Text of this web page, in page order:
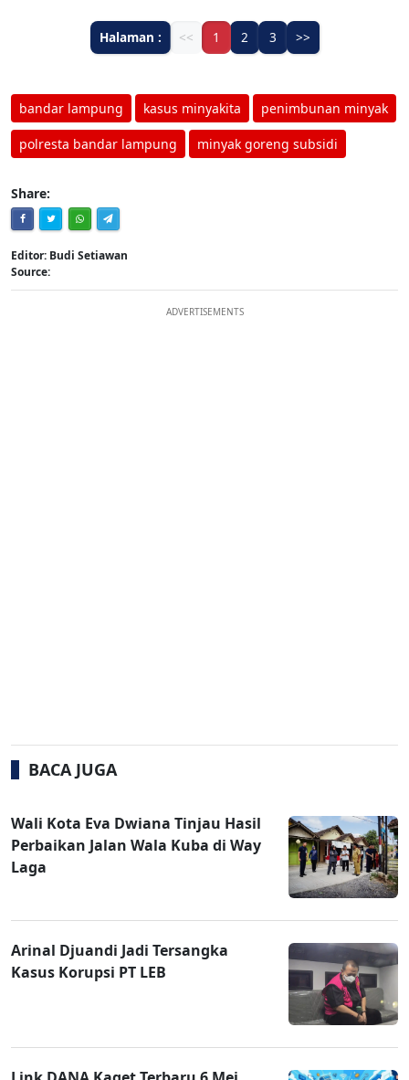
Halaman : << 1 2 3 >>
bandar lampung kasus minyakita penimbunan minyak
polresta bandar lampung minyak goreng subsidi
Share:
Editor: Budi Setiawan
Source:
ADVERTISEMENTS
BACA JUGA
Wali Kota Eva Dwiana Tinjau Hasil
Perbaikan Jalan Wala Kuba di Way
Laga
Arinal Djuandi Jadi Tersangka
Kasus Korupsi PT LEB